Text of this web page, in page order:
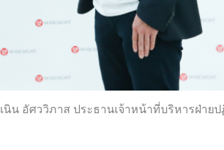
น อัศววิภาส ประธานเจ้าหน้าที่บริหารฝ่าย